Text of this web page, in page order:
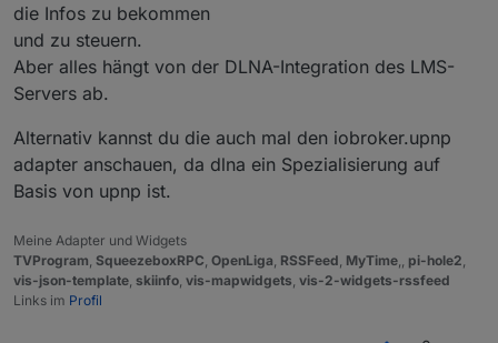
die Infos zu bekommen
und zu steuern.
Aber alles hängt von der DLNA-Integration des LMS-
Servers ab.
Alternativ kannst du die auch mal den iobroker.upnp
adapter anschauen, da dlna ein Spezialisierung auf
Basis von upnp ist.
Meine Adapter und Widgets
TVProgram, SqueezeboxRPC, OpenLiga, RSSFeed, MyTime,, pi-hole2,
vis-json-template, skiinfo, vis-mapwidgets, vis-2-widgets-rssfeed
Links im Profil